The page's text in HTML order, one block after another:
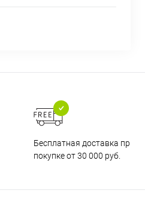
Бесплатная доставка при
покупке от 30 000 руб.